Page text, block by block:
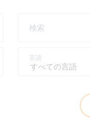
検索
言語
すべての言語